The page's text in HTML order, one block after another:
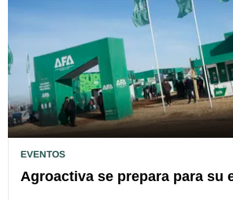
EVENTOS
Agroactiva se prepara para su